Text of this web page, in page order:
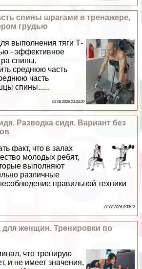
спины шрагами в тренажере,
гpyдью
выполнения тяги Т-
- эффективное
спины,
среднюю часть
часть
спины......
03 08 2026 23:23:20
Разводка сидя. Вариант без
факт, что в залах
молодых ребят,
выполняют
различные
правильной техники
02 08 2026 0:33:12
для женщин. Тренировки по
что тренирую
и не имеет значения,